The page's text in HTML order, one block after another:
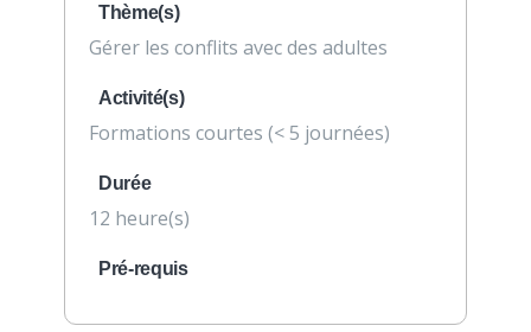
Thème(s)
Gérer les conflits avec des adultes
Activité(s)
Formations courtes (< 5 journées)
Durée
12 heure(s)
Pré-requis